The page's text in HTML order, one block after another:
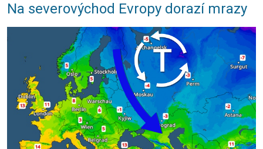
Na severovýchod Evropy dorazí mrazy